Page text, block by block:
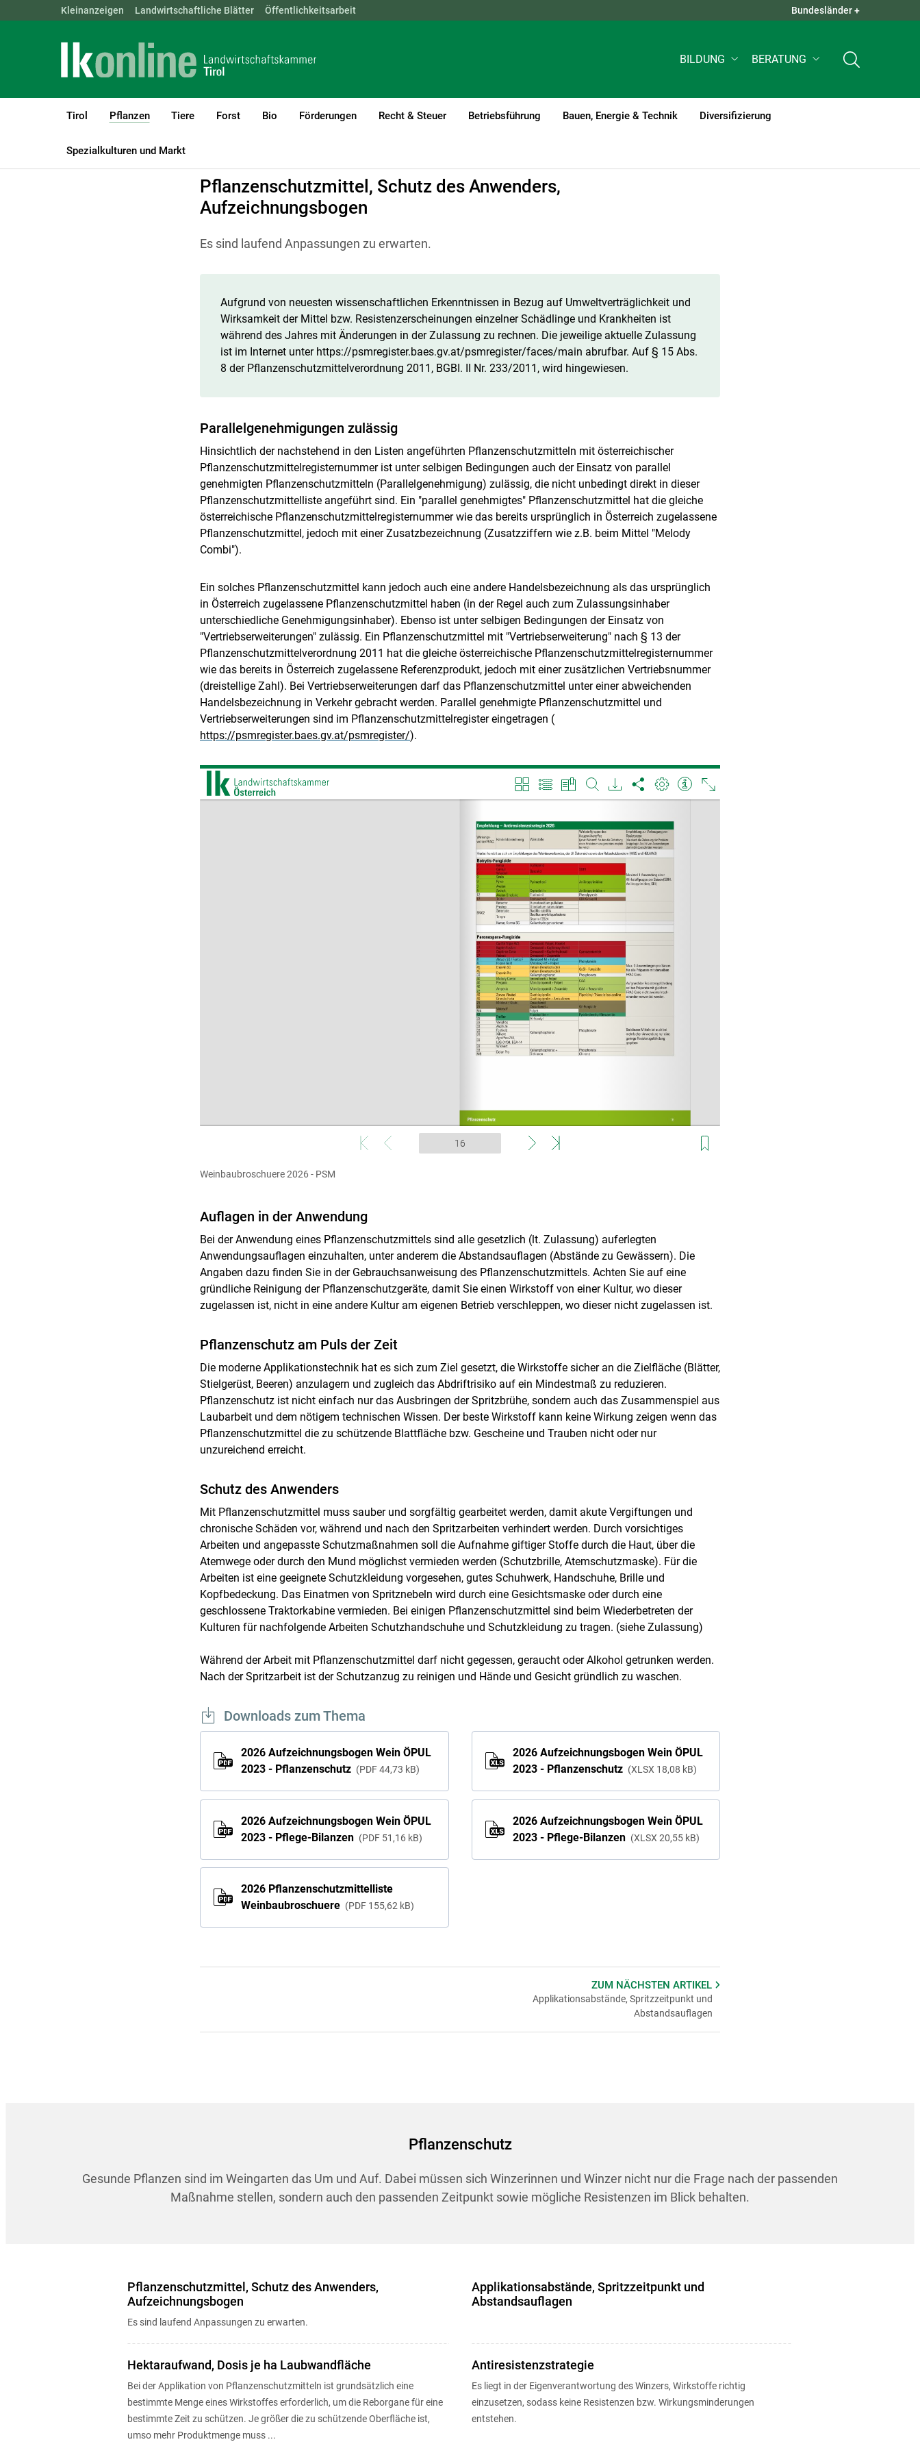
Skip to main content
Landwirtschaftskammern: ÖSTERREICH BGLD KTN NÖ OÖ QUICK LINKS +
Kleinanzeigen Landwirtschaftliche Blätter Öffentlichkeitsarbeit Bundesländer +
BILDUNG BERATUNG
Tirol Pflanzen
(current)1
Tiere Forst Bio Förderungen Recht & Steuer Betriebsführung Bauen, Energie & Technik Diversifizierung
Spezialkulturen und Markt
LK Tirol Pflanzen Weinbau
Pflanzenschutzmittel, Schutz des Anwenders,
Aufzeichnungsbogen
Es sind laufend Anpassungen zu erwarten.
Aufgrund von neuesten wissenschaftlichen Erkenntnissen in Bezug auf Umweltverträglichkeit und
Wirksamkeit der Mittel bzw. Resistenzerscheinungen einzelner Schädlinge und Krankheiten ist
während des Jahres mit Änderungen in der Zulassung zu rechnen. Die jeweilige aktuelle Zulassung
ist im Internet unter https://psmregister.baes.gv.at/psmregister/faces/main abrufbar. Auf § 15 Abs.
8 der Pflanzenschutzmittelverordnung 2011, BGBI. II Nr. 233/2011, wird hingewiesen.
Parallelgenehmigungen zulässig
Hinsichtlich der nachstehend in den Listen angeführten Pflanzenschutzmitteln mit österreichischer
Pflanzenschutzmittelregisternummer ist unter selbigen Bedingungen auch der Einsatz von parallel
genehmigten Pflanzenschutzmitteln (Parallelgenehmigung) zulässig, die nicht unbedingt direkt in dieser
Pflanzenschutzmittelliste angeführt sind. Ein "parallel genehmigtes" Pflanzenschutzmittel hat die gleiche
österreichische Pflanzenschutzmittelregisternummer wie das bereits ursprünglich in Österreich zugelassene
Pflanzenschutzmittel, jedoch mit einer Zusatzbezeichnung (Zusatzziffern wie z.B. beim Mittel "Melody
Combi").
Ein solches Pflanzenschutzmittel kann jedoch auch eine andere Handelsbezeichnung als das ursprünglich
in Österreich zugelassene Pflanzenschutzmittel haben (in der Regel auch zum Zulassungsinhaber
unterschiedliche Genehmigungsinhaber). Ebenso ist unter selbigen Bedingungen der Einsatz von
"Vertriebserweiterungen" zulässig. Ein Pflanzenschutzmittel mit "Vertriebserweiterung" nach § 13 der
Pflanzenschutzmittelverordnung 2011 hat die gleiche österreichische Pflanzenschutzmittelregisternummer
wie das bereits in Österreich zugelassene Referenzprodukt, jedoch mit einer zusätzlichen Vertriebsnummer
(dreistellige Zahl). Bei Vertriebserweiterungen darf das Pflanzenschutzmittel unter einer abweichenden
Handelsbezeichnung in Verkehr gebracht werden. Parallel genehmigte Pflanzenschutzmittel und
Vertriebserweiterungen sind im Pflanzenschutzmittelregister eingetragen (
https://psmregister.baes.gv.at/psmregister/).
Weinbaubroschuere 2026 - PSM
Auflagen in der Anwendung
Bei der Anwendung eines Pflanzenschutzmittels sind alle gesetzlich (lt. Zulassung) auferlegten
Anwendungsauflagen einzuhalten, unter anderem die Abstandsauflagen (Abstände zu Gewässern). Die
Angaben dazu finden Sie in der Gebrauchsanweisung des Pflanzenschutzmittels. Achten Sie auf eine
gründliche Reinigung der Pflanzenschutzgeräte, damit Sie einen Wirkstoff von einer Kultur, wo dieser
zugelassen ist, nicht in eine andere Kultur am eigenen Betrieb verschleppen, wo dieser nicht zugelassen ist.
Pflanzenschutz am Puls der Zeit
Die moderne Applikationstechnik hat es sich zum Ziel gesetzt, die Wirkstoffe sicher an die Zielfläche (Blätter,
Stielgerüst, Beeren) anzulagern und zugleich das Abdriftrisiko auf ein Mindestmaß zu reduzieren.
Pflanzenschutz ist nicht einfach nur das Ausbringen der Spritzbrühe, sondern auch das Zusammenspiel aus
Laubarbeit und dem nötigem technischen Wissen. Der beste Wirkstoff kann keine Wirkung zeigen wenn das
Pflanzenschutzmittel die zu schützende Blattfläche bzw. Gescheine und Trauben nicht oder nur
unzureichend erreicht.
Schutz des Anwenders
Mit Pflanzenschutzmittel muss sauber und sorgfältig gearbeitet werden, damit akute Vergiftungen und
chronische Schäden vor, während und nach den Spritzarbeiten verhindert werden. Durch vorsichtiges
Arbeiten und angepasste Schutzmaßnahmen soll die Aufnahme giftiger Stoffe durch die Haut, über die
Atemwege oder durch den Mund möglichst vermieden werden (Schutzbrille, Atemschutzmaske). Für die
Arbeiten ist eine geeignete Schutzkleidung vorgesehen, gutes Schuhwerk, Handschuhe, Brille und
Kopfbedeckung. Das Einatmen von Spritznebeln wird durch eine Gesichtsmaske oder durch eine
geschlossene Traktorkabine vermieden. Bei einigen Pflanzenschutzmittel sind beim Wiederbetreten der
Kulturen für nachfolgende Arbeiten Schutzhandschuhe und Schutzkleidung zu tragen. (siehe Zulassung)
Während der Arbeit mit Pflanzenschutzmittel darf nicht gegessen, geraucht oder Alkohol getrunken werden.
Nach der Spritzarbeit ist der Schutzanzug zu reinigen und Hände und Gesicht gründlich zu waschen.
Downloads zum Thema
2026 Aufzeichnungsbogen Wein ÖPUL
2023 - Pflanzenschutz
PDF44,73 kB
2026 Aufzeichnungsbogen Wein ÖPUL
2023 - Pflanzenschutz
XLSX 18,08 kB
2026 Aufzeichnungsbogen Wein ÖPUL
2023 - Pflege-Bilanzen
PDF 51,16 kB
2026 Aufzeichnungsbogen Wein ÖPUL
2023 - Pflege-Bilanzen
XLSX 20,55 kB
2026 Pflanzenschutzmittelliste
Weinbaubroschuere
PDF 155,62 kB
ZUM NÄCHSTEN ARTIKEL
Applikationsabstände, Spritzzeitpunkt und
Abstandsauflagen
Pflanzenschutz
Gesunde Pflanzen sind im Weingarten das Um und Auf. Dabei müssen sich Winzerinnen und Winzer nicht nur die Frage nach der passenden
Maßnahme stellen, sondern auch den passenden Zeitpunkt sowie mögliche Resistenzen im Blick behalten.
Pflanzenschutzmittel, Schutz des Anwenders,
Aufzeichnungsbogen
Es sind laufend Anpassungen zu erwarten.
Applikationsabstände, Spritzzeitpunkt und
Abstandsauflagen
Hektaraufwand, Dosis je ha Laubwandfläche
Bei der Applikation von Pflanzenschutzmitteln ist grundsätzlich eine
bestimmte Menge eines Wirkstoffes erforderlich, um die Reborgane für eine
bestimmte Zeit zu schützen. Je größer die zu schützende Oberfläche ist,
umso mehr Produktmenge muss ...
Antiresistenzstrategie
Es liegt in der Eigenverantwortung des Winzers, Wirkstoffe richtig
einzusetzen, sodass keine Resistenzen bzw. Wirkungsminderungen
entstehen.